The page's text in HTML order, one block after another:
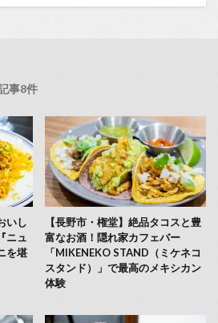
事8件
いし
ニュ
を堪
【長野市・権堂】絶品タコスと豊
富なお酒！隠れ家カフェバー
「MIKENEKO STAND（ミケネコ
スタンド）」で最高のメキシカン
体験